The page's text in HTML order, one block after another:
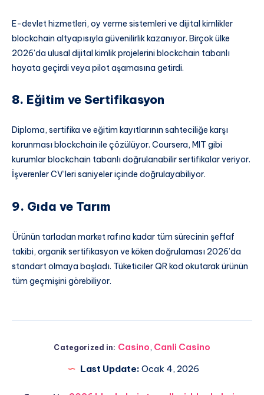
E-devlet hizmetleri, oy verme sistemleri ve dijital kimlikler
blockchain altyapısıyla güvenilirlik kazanıyor. Birçok ülke
2026’da ulusal dijital kimlik projelerini blockchain tabanlı
hayata geçirdi veya pilot aşamasına getirdi.
8. Eğitim ve Sertifikasyon
Diploma, sertifika ve eğitim kayıtlarının sahteciliğe karşı
korunması blockchain ile çözülüyor. Coursera, MIT gibi
kurumlar blockchain tabanlı doğrulanabilir sertifikalar veriyor.
İşverenler CV’leri saniyeler içinde doğrulayabiliyor.
9. Gıda ve Tarım
Ürünün tarladan market rafına kadar tüm sürecinin şeffaf
takibi, organik sertifikasyon ve köken doğrulaması 2026’da
standart olmaya başladı. Tüketiciler QR kod okutarak ürünün
tüm geçmişini görebiliyor.
Categorized in: Casino, Canli Casino
Last Update: Ocak 4, 2026